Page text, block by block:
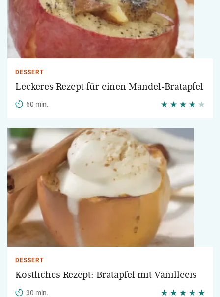
DESSERT
Leckeres Rezept für einen Mandel-Bratapfel
60 min.
DESSERT
Köstliches Rezept: Bratapfel mit Vanilleeis
30 min.